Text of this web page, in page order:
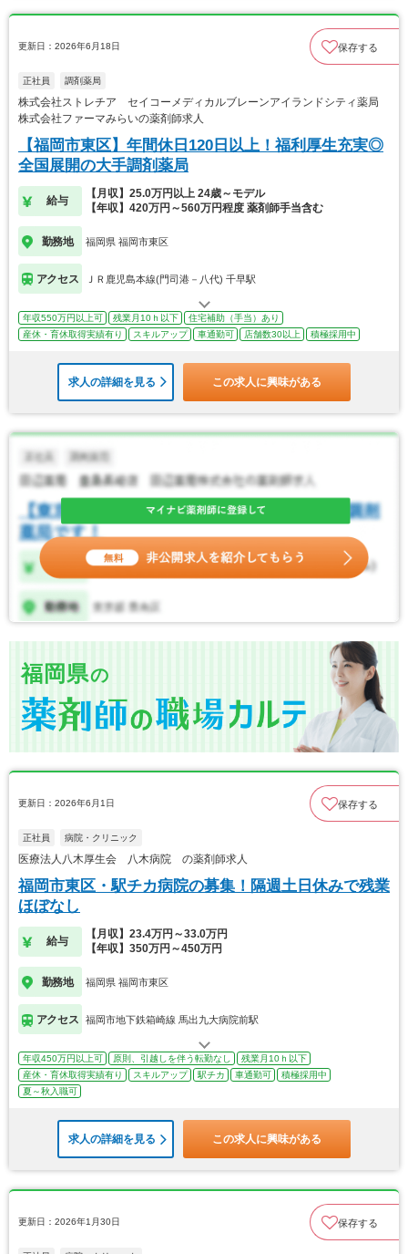
更新日：2026年6月18日 保存する
正社員 調剤薬局
株式会社ストレチア セイコーメディカルブレーンアイランドシティ薬局
株式会社ファーマみらいの薬剤師求人
【福岡市東区】年間休日120日以上！福利厚生充実◎
全国展開の大手調剤薬局
給与
【月収】25.0万円以上 24歳～モデル
【年収】420万円～560万円程度 薬剤師手当含む
勤務地 福岡県 福岡市東区
アクセス ＪＲ鹿児島本線(門司港－八代) 千早駅
年収550万円以上可 残業月10ｈ以下
住宅補助（手当）あり
産休・育休取得実績有り
スキルアップ 車通勤可 店舗数30以上 積極採用中
求人の詳細を見る この求人に興味がある
福岡県の
更新日：2026年6月1日 保存する
正社員 病院・クリニック
医療法人八木厚生会 八木病院 の薬剤師求人
福岡市東区・駅チカ病院の募集！隔週土日休みで残業
ほぼなし
給与
【月収】23.4万円～33.0万円
【年収】350万円～450万円
勤務地 福岡県 福岡市東区
アクセス 福岡市地下鉄箱崎線 馬出九大病院前駅
年収450万円以上可 原則、引越しを伴う転勤なし
残業月10ｈ以下
産休・育休取得実績有り
スキルアップ 駅チカ 車通勤可
積極採用中
夏～秋入職可
求人の詳細を見る この求人に興味がある
更新日：2026年1月30日 保存する